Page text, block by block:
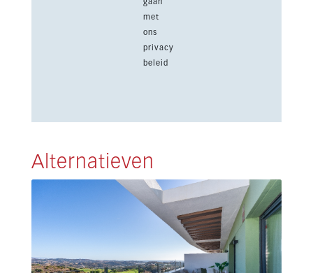
met
ons
privacy
beleid
Alternatieven